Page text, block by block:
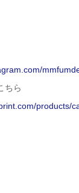
ちら
products/